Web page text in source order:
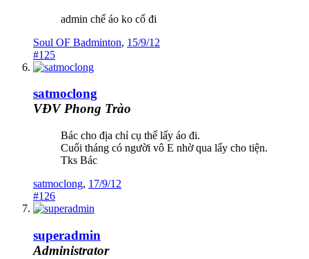
admin chế áo ko cổ đi
Soul OF Badminton, 15/9/12
#125
satmoclong
VĐV Phong Trào
Bác cho địa chỉ cụ thể lấy áo đi.
Cuối tháng có người vô E nhờ qua lấy cho tiện.
Tks Bác
satmoclong, 17/9/12
#126
superadmin
Administrator